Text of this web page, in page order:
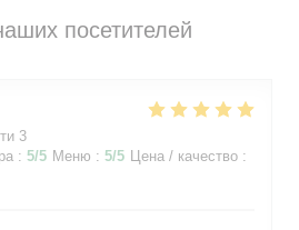
посетителей
3
: 5/5 Меню : 5/5 Цена / качество :